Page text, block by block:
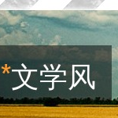
*文学风